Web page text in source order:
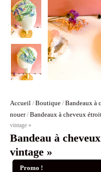
Accueil / Boutique / Bandeaux à
nouer/ Bandeaux à cheveux
vintage »
Bandeau à
vintage »
Promo !